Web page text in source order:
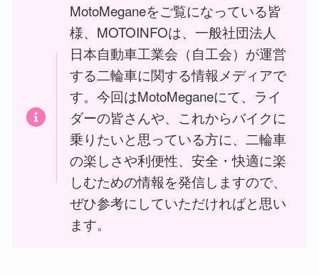
MotoMeganeをご覧になっている皆
様、MOTOINFOは、一般社団法人
日本自動車工業会（自工会）が運営
する二輪車に関する情報メディアで
す。今回はMotoMeganeにて、ライ
ダーの皆さんや、これからバイクに
乗りたいと思っている方に、二輪車
の楽しさや利便性、安全・快適に楽
しむための情報を発信しますので、
ぜひ参考にしていただければと思い
ます。